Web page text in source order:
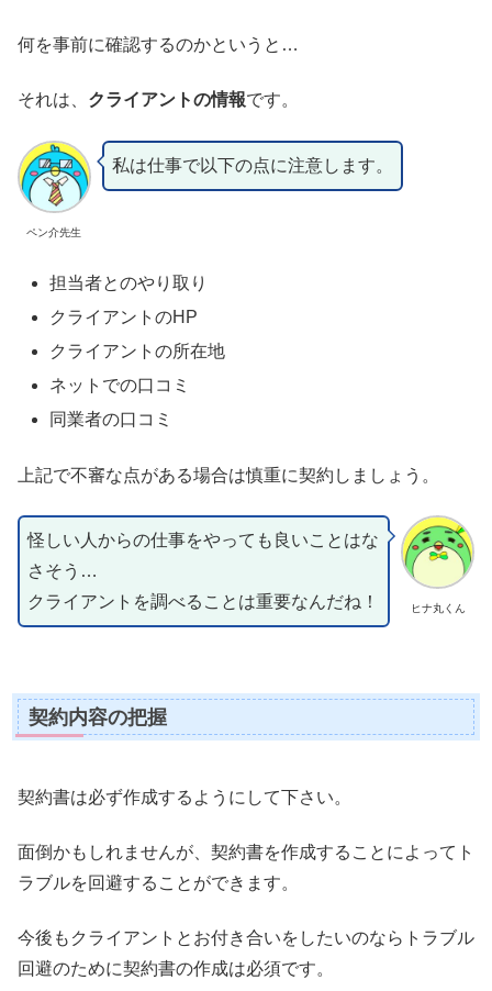
何を事前に確認するのかというと…
それは、 クライアントの情報です。
ペン介先生
私は仕事で以下の点に注意します。
担当者とのやり取り
クライアントのHP
クライアントの所在地
ネットでの口コミ
同業者の口コミ
上記で不審な点がある場合は慎重に契約しましょう。
ヒナ丸くん
怪しい人からの仕事をやっても良いことはな
さそう…
クライアントを調べることは重要なんだね！
契約内容の把握
契約書は必ず作成するようにして下さい。
面倒かもしれませんが、契約書を作成することによってト
ラブルを回避することができます。
今後もクライアントとお付き合いをしたいのならトラブル
回避のために契約書の作成は必須です。